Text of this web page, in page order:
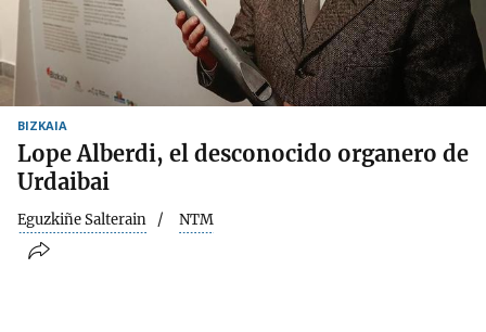
BIZKAIA
Lope Alberdi, el desconocido organero de
Urdaibai
Eguzkiñe Salterain NTM